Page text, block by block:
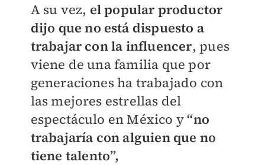
A su vez, el popular productor
dijo que no está dispuesto a
trabajar con la influencer, pues
viene de una familia que por
generaciones ha trabajado con
las mejores estrellas del
espectáculo en México y“no
trabajaría con alguien que no
tiene talento”,